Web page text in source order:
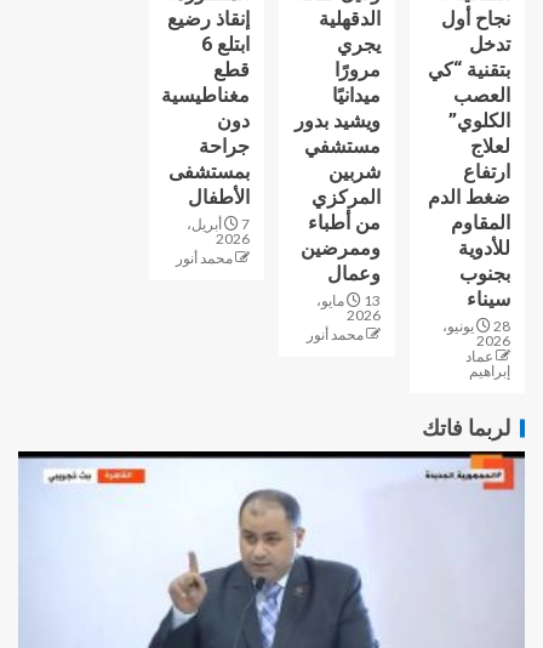
نجاح أول
تدخل
بتقنية “كي
العصب
الكلوي”
لعلاج
ارتفاع
ضغط الدم
المقاوم
للأدوية
بجنوب
سيناء
28 يونيو،
2026
عماد
إبراهيم
الدقهلية
يجري
مرورًا
ميدانيًا
ويشيد بدور
مستشفي
شربين
المركزي
من أطباء
وممرضين
وعمال
13 مايو،
2026
محمد أنور
إنقاذ رضيع
ابتلع 6
قطع
مغناطيسية
دون
جراحة
بمستشفى
الأطفال
7 أبريل،
2026
محمد أنور
لربما فاتك